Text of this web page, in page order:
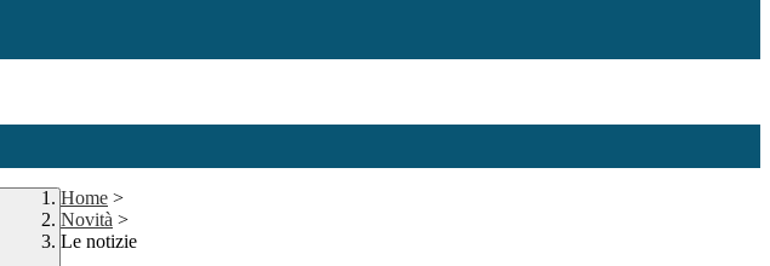
Home >
Novità >
Le notizie